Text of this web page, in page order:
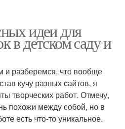
идеи для
в детском саду и
и разберемся, что вообще
кучу разных сайтов, я
творческих работ. Отмечу,
похожи между собой, но в
есть что-то уникальное.